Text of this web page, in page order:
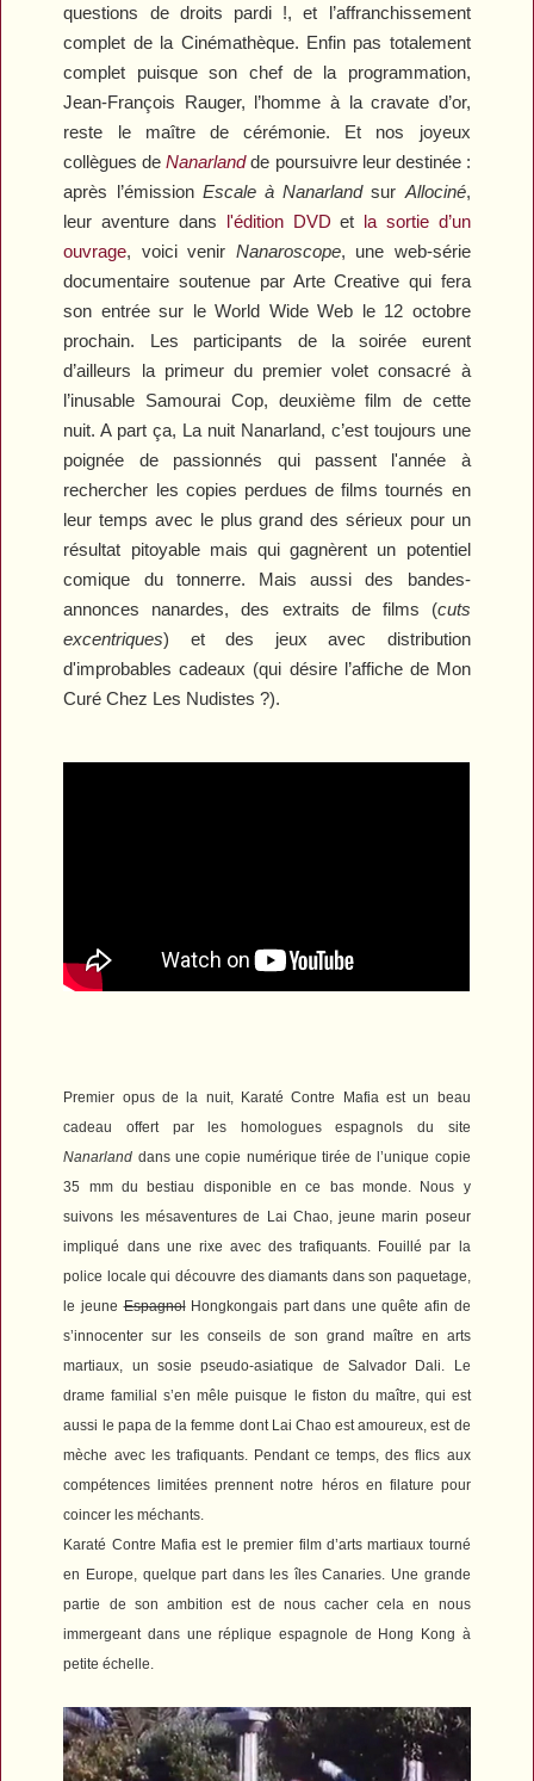
questions de droits pardi !, et l’affranchissement
complet de la Cinémathèque. Enfin pas totalement
complet puisque son chef de la programmation,
Jean-François Rauger, l’homme à la cravate d’or,
reste le maître de cérémonie. Et nos joyeux
collègues deNanarlandde poursuivre leur destinée :
après l’émission Escale à Nanarlandsur Allociné,
leur aventure dans l'édition DVD et la sortie d’un
ouvrage, voici venir Nanaroscope, une web-série
documentaire soutenue par Arte Creative qui fera
son entrée sur le World Wide Web le 12 octobre
prochain. Les participants de la soirée eurent
d’ailleurs la primeur du premier volet consacré à
l’inusable Samourai Cop, deuxième film de cette
nuit. A part ça, La nuit Nanarland, c’est toujours une
poignée de passionnés qui passent l'année à
rechercher les copies perdues de films tournés en
leur temps avec le plus grand des sérieux pour un
résultat pitoyable mais qui gagnèrent un potentiel
comique du tonnerre. Mais aussi des bandes-
annonces nanardes, des extraits de films (cuts
excentriques) et des jeux avec distribution
d'improbables cadeaux (qui désire l’affiche de Mon
Curé Chez Les Nudistes?).
Premier opus de la nuit, Karaté Contre Mafia est un beau
cadeau offert par les homologues espagnols du site
Nanarland dans une copie numérique tirée de l’unique copie
35 mm du bestiau disponible en ce bas monde. Nous y
suivons les mésaventures de Lai Chao, jeune marin poseur
impliqué dans une rixe avec des trafiquants. Fouillé par la
police locale qui découvre des diamants dans son paquetage,
le jeuneEspagnolHongkongais part dans une quête afin de
s’innocenter sur les conseils de son grand maître en arts
martiaux, un sosie pseudo-asiatique de Salvador Dali. Le
drame familial s’en mêle puisque le fiston du maître, qui est
aussi le papa de la femme dont Lai Chao est amoureux, est de
mèche avec les trafiquants. Pendant ce temps, des flics aux
compétences limitées prennent notre héros en filature pour
coincer les méchants.
Karaté Contre Mafia est le premier film d’arts martiaux tourné
en Europe, quelque part dans les îles Canaries. Une grande
partie de son ambition est de nous cacher cela en nous
immergeant dans une réplique espagnole de Hong Kong à
petite échelle.